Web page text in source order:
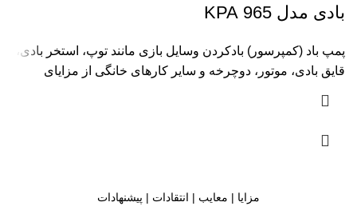
بادی مدل 965 KPA
پمپ باد (کمپرسور) بادکردن وسایل بازی مانند توپ، استخر بادی،
قایق بادی، موتور، دوچرخه و سایر کارهای خانگی از مزایای
مزایا | معایب | انتقادات | پیشنهادات